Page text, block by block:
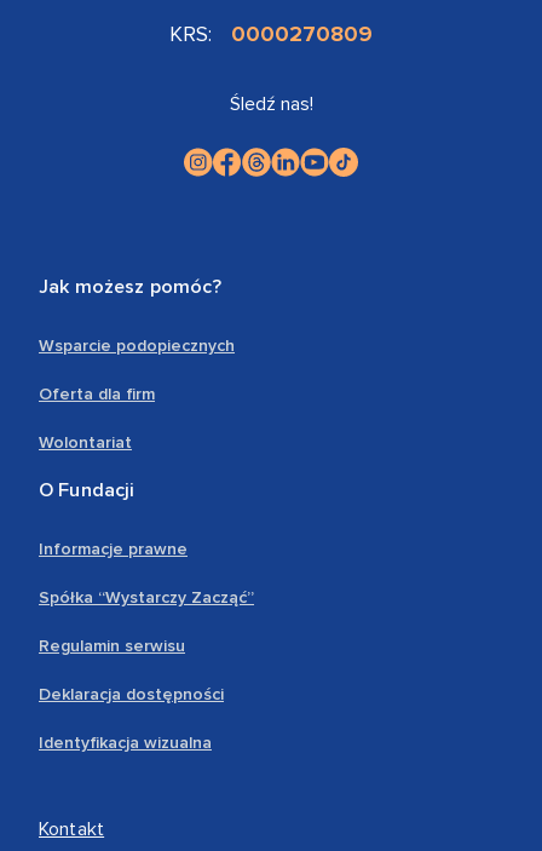
KRS: 0000270809
Śledź nas!
Jak możesz pomóc?
Wsparcie podopiecznych
Oferta dla firm
Wolontariat
O Fundacji
Informacje prawne
Spółka “Wystarczy Zacząć”
Regulamin serwisu
Deklaracja dostępności
Identyfikacja wizualna
Kontakt